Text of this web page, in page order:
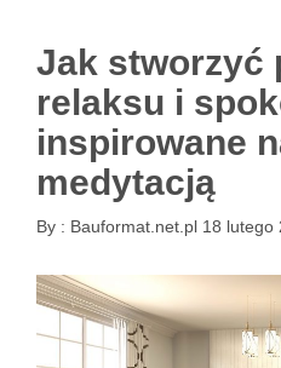
Jak stworzyć
relaksu i
inspirowane
medytacją
By : Bauformat.net.pl 18 lutego